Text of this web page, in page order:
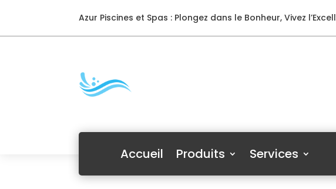
Azur Piscines et Spas : Plongez dans le Bonheur, Vivez
Accueil Produits Services